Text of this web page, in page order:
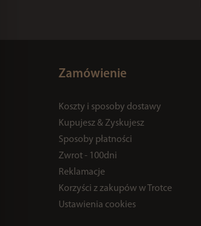
Zamówienie
Koszty i sposoby dostawy
Kupujesz & Zyskujesz
Sposoby płatności
Zwrot - 100dni
Reklamacje
Korzyści z zakupów w Trotce
Ustawienia cookies